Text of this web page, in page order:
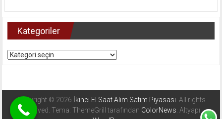
Kategoriler
Kategoriler
Copyright © 2026 İkinci El Saat Alım Satım Piyasası. All rights
reserved. Tema: ThemeGrill tarafından ColorNews. Altyapı